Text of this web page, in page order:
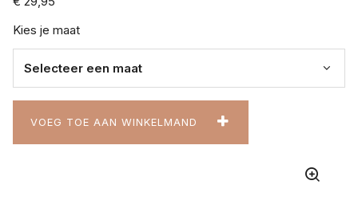
Kies je maat
VOEG TOE AAN WINKELMAND